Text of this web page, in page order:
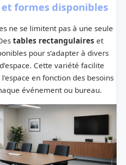
formes disponibles
ne se limitent pas à une seule
tables rectangulaires et
pour s’adapter à divers
Cette variété facilite
en fonction des besoins
événement ou bureau.